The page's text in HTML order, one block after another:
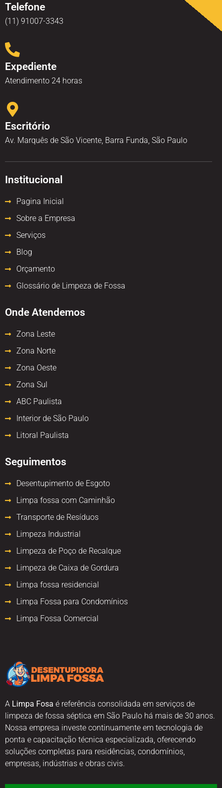
A Limpa Fosa é referência consolidada em serviços de
limpeza de fossa séptica em São Paulo há mais de 30 anos.
Nossa empresa investe continuamente em tecnologia de
ponta e capacitação técnica especializada, oferecendo
soluções completas para residências, condomínios,
empresas, indústrias e obras civis.
Telefone
(11) 91007-3343
Expediente
Atendimento 24 horas
Escritório
Av. Marquês de São Vicente, Barra Funda, São Paulo
Institucional
Pagina Inicial
Sobre a Empresa
Serviços
Blog
Orçamento
Glossário de Limpeza de Fossa
Onde Atendemos
Zona Leste
Zona Norte
Zona Oeste
Zona Sul
ABC Paulista
Interior de São Paulo
Litoral Paulista
Seguimentos
Desentupimento de Esgoto
Limpa fossa com Caminhão
Transporte de Resíduos
Limpeza Industrial
Limpeza de Poço de Recalque
Limpeza de Caixa de Gordura
Limpa fossa residencial
Limpa Fossa para Condomínios
Limpa Fossa Comercial